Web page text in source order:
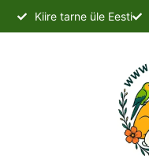
Kiire tarne üle Eesti